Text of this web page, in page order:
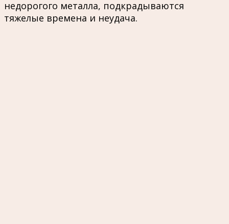
недорогого металла, подкрадываются
тяжелые времена и неудача.